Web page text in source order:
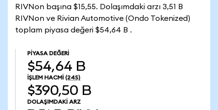
RIVNon başına $15,55. Dolaşımdaki arzı 3,51 B
RIVNon ve Rivian Automotive (Ondo Tokenized)
toplam piyasa değeri $54,64 B .
PIYASA DEĞERI
$54,64 B
İŞLEM HACMI (24S)
$390,50 B
DOLAŞIMDAKI ARZ